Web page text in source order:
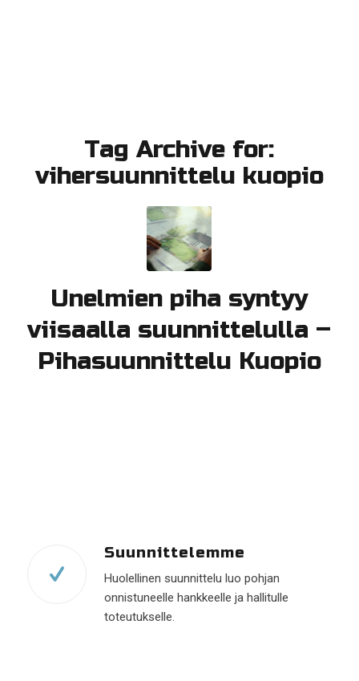
Tag Archive for:
vihersuunnittelu kuopio
Unelmien piha syntyy
viisaalla suunnittelulla –
Pihasuunnittelu Kuopio
Suunnittelemme
Huolellinen suunnittelu luo pohjan
onnistuneelle hankkeelle ja hallitulle
toteutukselle.